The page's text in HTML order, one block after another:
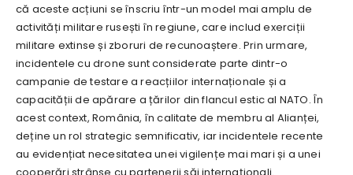
că aceste acțiuni se înscriu într-un model mai amplu de
activități militare rusești în regiune, care includ exerciții
militare extinse și zboruri de recunoaștere. Prin urmare,
incidentele cu drone sunt considerate parte dintr-o
campanie de testare a reacțiilor internaționale și a
capacității de apărare a țărilor din flancul estic al NATO. În
acest context, România, în calitate de membru al Alianței,
deține un rol strategic semnificativ, iar incidentele recente
au evidențiat necesitatea unei vigilențe mai mari și a unei
cooperări strânse cu partenerii săi internaționali.